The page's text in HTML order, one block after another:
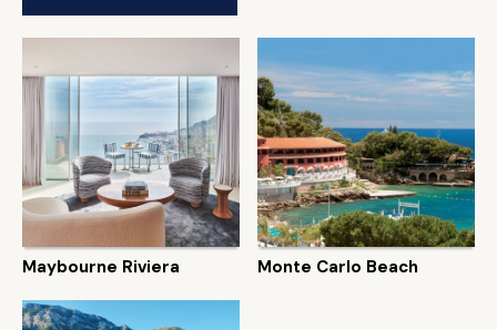
Maybourne Riviera Monte Carlo Beach